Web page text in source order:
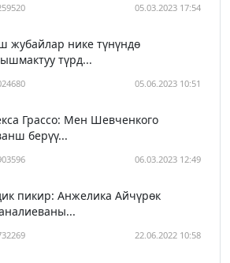
05.03.2023 17:54
жубайлар нике түнүндө
түрд...
05.06.2023 10:51
Грассо: Мен Шевченкого
берүү...
06.03.2023 12:49
пикир: Анжелика Айчүрөк
22.06.2022 10:58